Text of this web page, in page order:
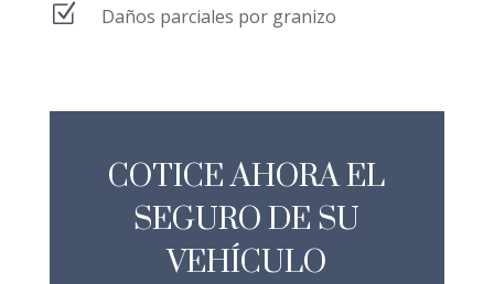
Z Daños parciales por granizo
COTICE AHORA EL
SEGURO DE SU
VEHÍCULO